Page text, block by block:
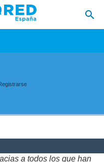
a todos los que han